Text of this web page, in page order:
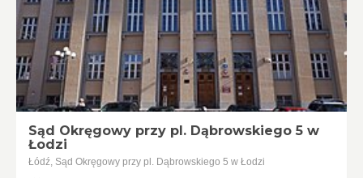
Sąd Okręgowy przy pl. Dąbrowskiego 5 w
Łodzi
Łódź, Sąd Okręgowy przy pl. Dąbrowskiego 5 w Łodzi